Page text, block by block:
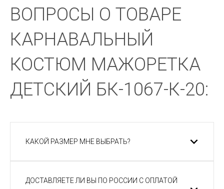
ВОПРОСЫ О ТОВАРЕ
КАРНАВАЛЬНЫЙ
КОСТЮМ МАЖОРЕТКА
ДЕТСКИЙ БК-1067-К-20:
КАКОЙ РАЗМЕР МНЕ ВЫБРАТЬ?
ДОСТАВЛЯЕТЕ ЛИ ВЫ ПО РОССИИ С ОПЛАТОЙ